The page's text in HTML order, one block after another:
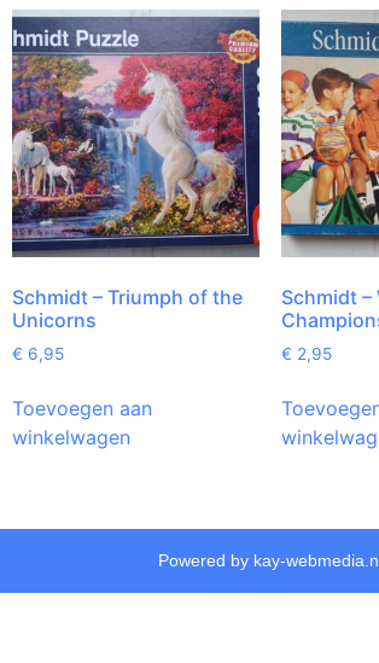
Schmidt – Triumph of the
Unicorns
€ 6,95
Toevoegen aan
winkelwagen
Schmidt –
€ 2,95
Powered by kay-